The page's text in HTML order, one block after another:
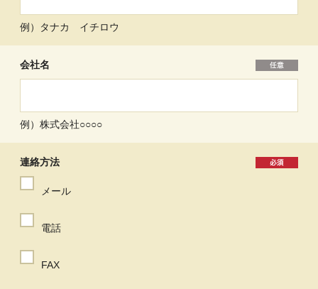
例）タナカ イチロウ
会社名
例）株式会社○○○○
連絡方法
メール
電話
FAX